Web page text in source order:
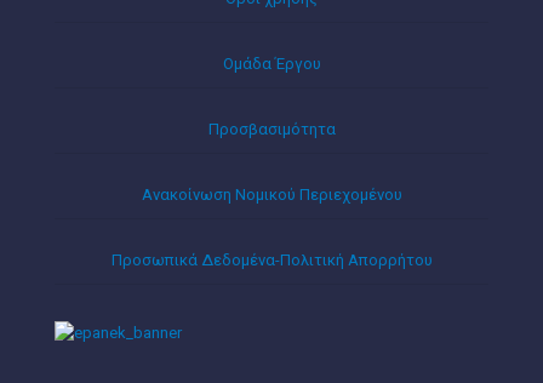
Ομάδα Έργου
Προσβασιμότητα
Ανακοίνωση Νομικού Περιεχομένου
Προσωπικά Δεδομένα-Πολιτική Απορρήτου